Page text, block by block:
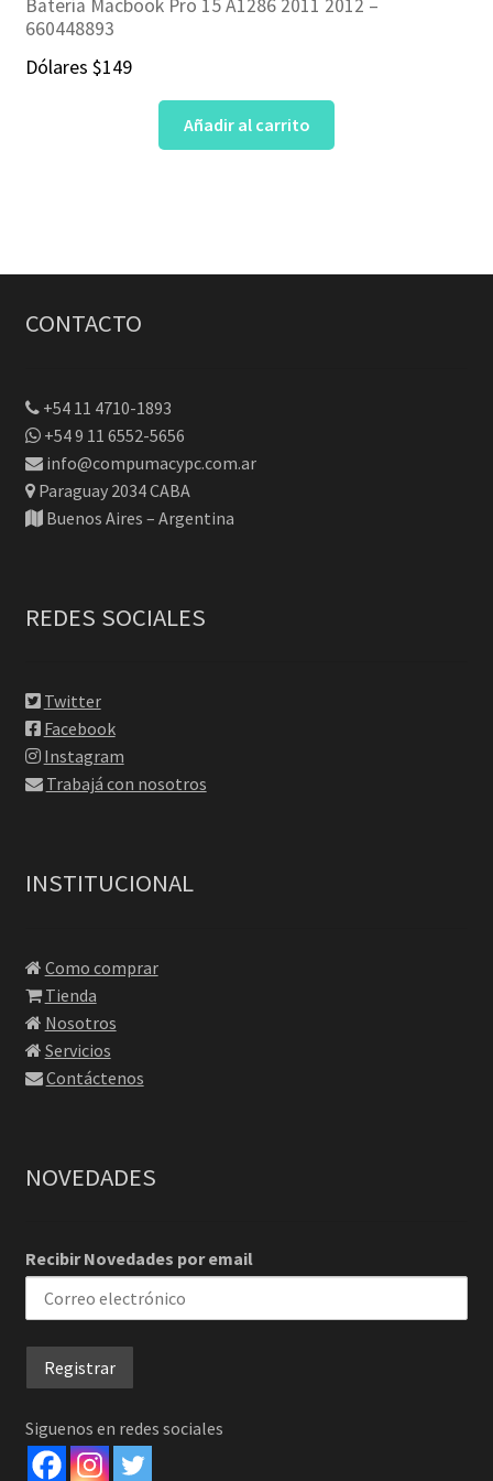
Batería Macbook Pro 15 A1286 2011 2012 –
660448893
Dólares $149
Añadir al carrito
CONTACTO
+54 11 4710-1893
+54 9 11 6552-5656
info@compumacypc.com.ar
Paraguay 2034 CABA
Buenos Aires – Argentina
REDES SOCIALES
Twitter
Facebook
Instagram
Trabajá con nosotros
INSTITUCIONAL
Como comprar
Tienda
Nosotros
Servicios
Contáctenos
NOVEDADES
Recibir Novedades por email
Siguenos en redes sociales